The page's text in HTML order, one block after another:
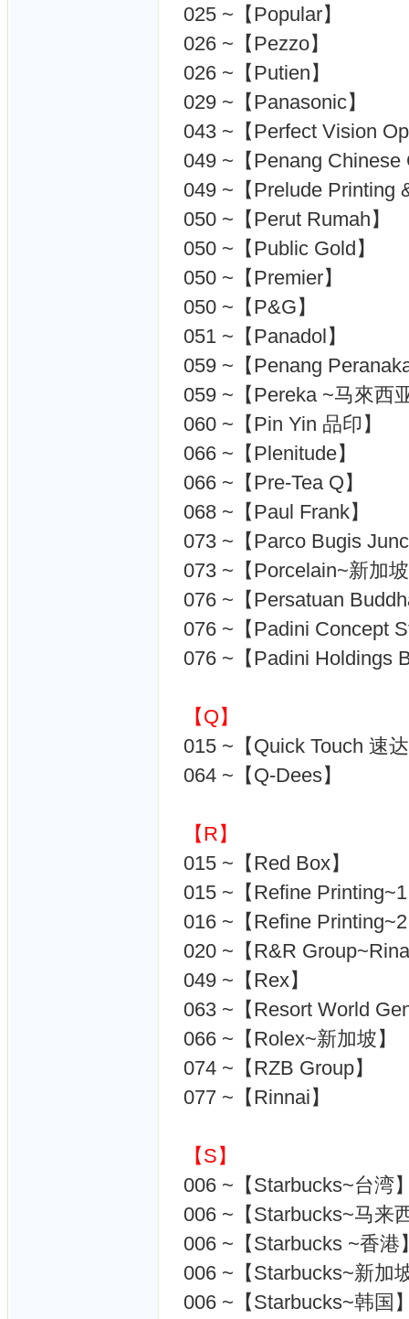
025 ~【Popular】
026 ~【Pezzo】
026 ~【Putien】
029 ~【Panasonic】
043 ~【Perfect Vision
049 ~【Penang
049 ~【Prelude Printing
050 ~【Perut Rumah】
050 ~【Public Gold】
050 ~【Premier】
050 ~【P&G】
051 ~【Panadol】
059 ~【Penang
059 ~【Pereka ~马來西
060 ~【Pin Yin 品印】
066 ~【Plenitude】
066 ~【Pre-Tea Q】
068 ~【Paul Frank】
073 ~【Parco Bugis
073 ~【Porcelain~新加
076 ~【Persatuan
076 ~【Padini Concept
076 ~【Padini Holdings
【Q】
015 ~【Quick Touch 速
064 ~【Q-Dees】
【R】
015 ~【Red Box】
015 ~【Refine
016 ~【Refine
020 ~【R&R
049 ~【Rex】
063 ~【Resort World
066 ~【Rolex~新加坡】
074 ~【RZB Group】
077 ~【Rinnai】
【S】
006 ~【Starbucks~台湾
006 ~【Starbucks~马来
006 ~【Starbucks ~香港
006 ~【Starbucks~新加
006 ~【Starbucks~韩国